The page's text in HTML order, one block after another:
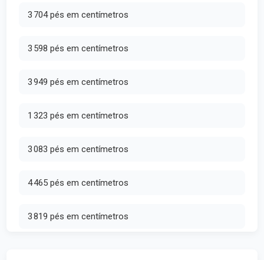
3 704 pés em centímetros
3 598 pés em centímetros
3 949 pés em centímetros
1 323 pés em centímetros
3 083 pés em centímetros
4 465 pés em centímetros
3 819 pés em centímetros